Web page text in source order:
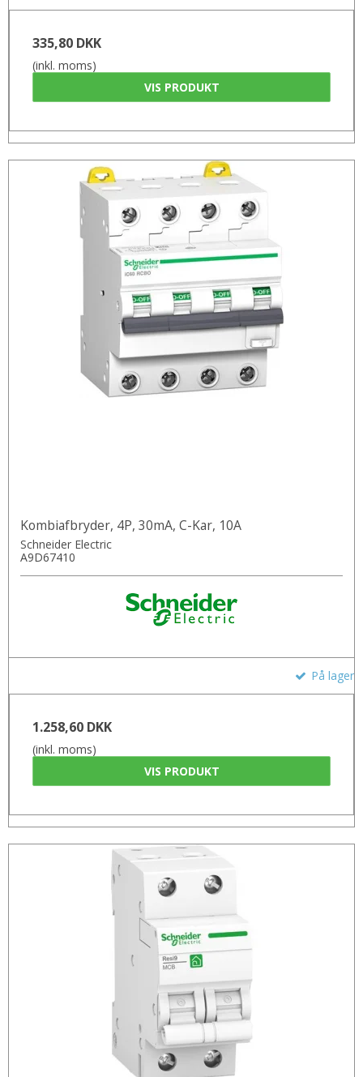
335,80 DKK
(inkl. moms)
VIS PRODUKT
Kombiafbryder, 4P, 30mA, C-Kar, 10A
Schneider Electric
A9D67410
På lager
1.258,60 DKK
(inkl. moms)
VIS PRODUKT